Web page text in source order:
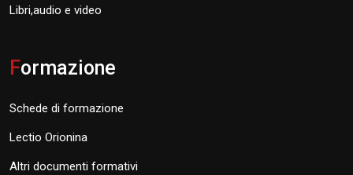
Libri,audio e video
Formazione
Schede di formazione
Lectio Orionina
Altri documenti formativi